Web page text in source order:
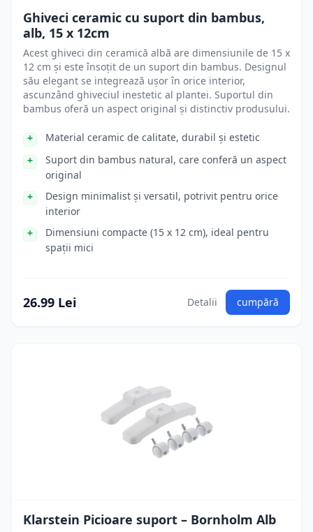
Ghiveci ceramic cu suport din bambus,
alb, 15 x 12cm
Acest ghiveci din ceramică albă are dimensiunile de 15 x
12 cm și este însoțit de un suport din bambus. Designul
său elegant se integrează ușor în orice interior,
ascunzând ghiveciul inestetic al plantei. Suportul din
bambus oferă un aspect original și distinctiv produsului.
Material ceramic de calitate, durabil și estetic
Suport din bambus natural, care conferă un aspect
original
Design minimalist și versatil, potrivit pentru orice
interior
Dimensiuni compacte (15 x 12 cm), ideal pentru
spații mici
26.99 Lei Detalii cumpără
Klarstein Picioare suport – Bornholm Alb